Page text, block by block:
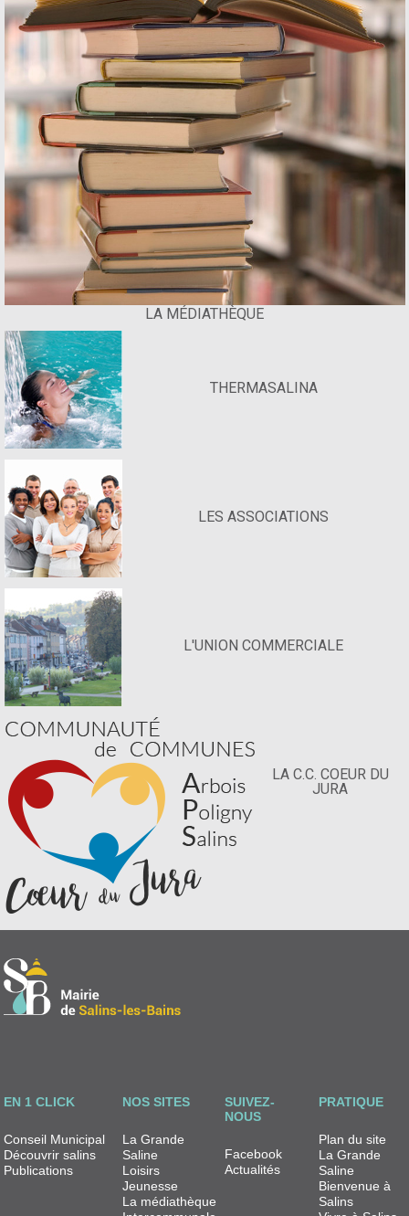
LA MÉDIATHÈQUE
THERMASALINA
LES ASSOCIATIONS
L'UNION COMMERCIALE
LA C.C. COEUR DU
JURA
EN 1 CLICK
Conseil Municipal
Découvrir salins
Publications
NOS SITES
La Grande
Saline
Loisirs
Jeunesse
La médiathèque
SUIVEZ-
NOUS
Facebook
Actualités
PRATIQUE
Plan du site
La Grande
Saline
Bienvenue à
Salins